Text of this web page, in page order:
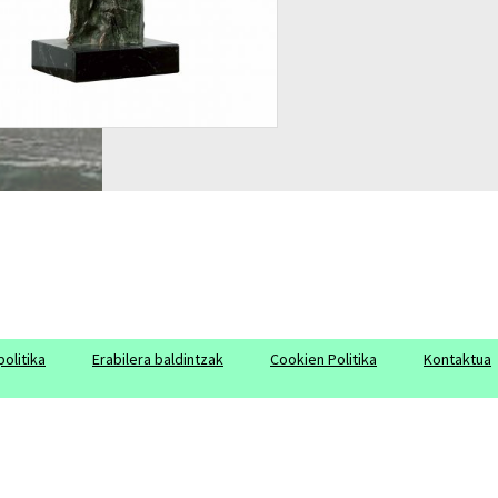
Erabilera baldintzak Cookien Politika Kontaktua